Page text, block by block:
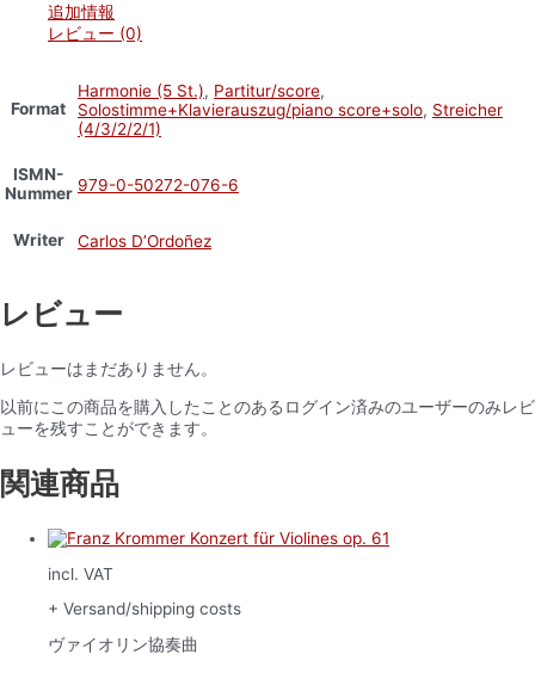
追加情報
レビュー (0)
Format
Harmonie (5 St.), Partitur/score,
Solostimme+Klavierauszug/piano score+solo, Streicher
(4/3/2/2/1)
ISMN-
Nummer 979-0-50272-076-6
Writer Carlos D’Ordoñez
レビュー
レビューはまだありません。
以前にこの商品を購入したことのあるログイン済みのユーザーのみレビ
ューを残すことができます。
関連商品
incl. VAT
+ Versand/shipping costs
ヴァイオリン協奏曲